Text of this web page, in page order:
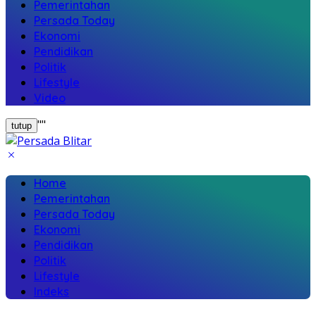
Pemerintahan
Persada Today
Ekonomi
Pendidikan
Politik
Lifestyle
Video
tutup ""
Home
Pemerintahan
Persada Today
Ekonomi
Pendidikan
Politik
Lifestyle
Indeks